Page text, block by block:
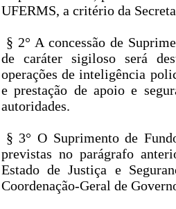
UFERMS, a critério da
§ 2° A concessão de
de caráter sigiloso será
operações de inteligência
e prestação de apoio e
autoridades.
§ 3° O Suprimento de
previstas no parágrafo
Estado de Justiça e
Coordenação-Geral de